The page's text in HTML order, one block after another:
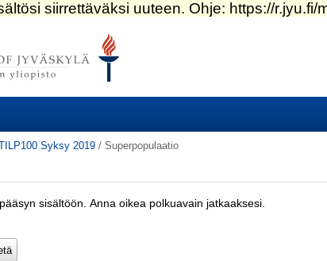
Syksy 2019 /Superpopulaatio
sisältöön. Anna oikea polkuavain jatkaaksesi.